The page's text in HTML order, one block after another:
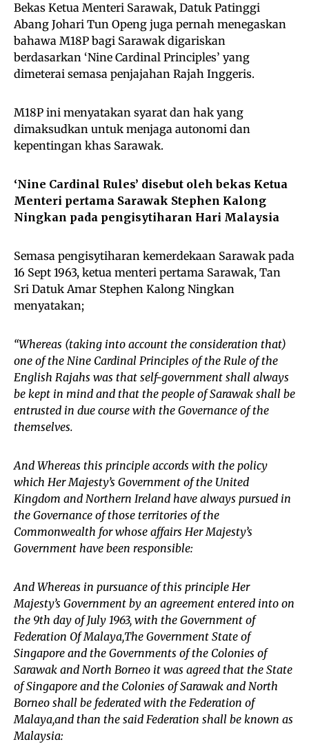
Bekas Ketua Menteri Sarawak, Datuk Patinggi
Abang Johari Tun Openg juga pernah menegaskan
bahawa M18P bagi Sarawak digariskan
berdasarkan ‘Nine Cardinal Principles’ yang
dimeterai semasa penjajahan Rajah Inggeris.
M18P ini menyatakan syarat dan hak yang
dimaksudkan untuk menjaga autonomi dan
kepentingan khas Sarawak.
‘Nine Cardinal Rules’ disebut oleh bekas Ketua
Menteri pertama Sarawak Stephen Kalong
Ningkan pada pengisytiharan Hari Malaysia
Semasa pengisytiharan kemerdekaan Sarawak pada
16 Sept 1963, ketua menteri pertama Sarawak, Tan
Sri Datuk Amar Stephen Kalong Ningkan
menyatakan;
“Whereas (taking into account the consideration that)
one of the Nine Cardinal Principles of the Rule of the
English Rajahs was that self-government shall always
be kept in mind and that the people of Sarawak shall be
entrusted in due course with the Governance of the
themselves.
And Whereas this principle accords with the policy
which Her Majesty’s Government of the United
Kingdom and Northern Ireland have always pursued in
the Governance of those territories of the
Commonwealth for whose affairs Her Majesty’s
Government have been responsible:
And Whereas in pursuance of this principle Her
Majesty’s Government by an agreement entered into on
the 9th day of July 1963, with the Government of
Federation Of Malaya,The Government State of
Singapore and the Governments of the Colonies of
Sarawak and North Borneo it was agreed that the State
of Singapore and the Colonies of Sarawak and North
Borneo shall be federated with the Federation of
Malaya,and than the said Federation shall be known as
Malaysia: